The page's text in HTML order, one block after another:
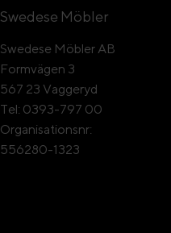
Swedese Möbler
Swedese Möbler AB
Formvägen 3
567 23 Vaggeryd
Tel: 0393-797 00
Organisationsnr:
556280-1323